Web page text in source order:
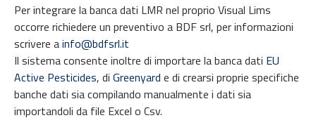
Per integrare la banca dati LMR nel proprio Visual Lims
occorre richiedere un preventivo a BDF srl, per informazioni
scrivere ainfo@bdfsrl.it
Il sistema consente inoltre di importare la banca dati EU
Active Pesticides, di Greenyard e di crearsi proprie specifiche
banche dati sia compilando manualmente i dati sia
importandoli da file Excel o Csv.